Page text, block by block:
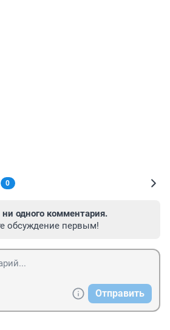
0
одного комментария.
обсуждение первым!
Отправить